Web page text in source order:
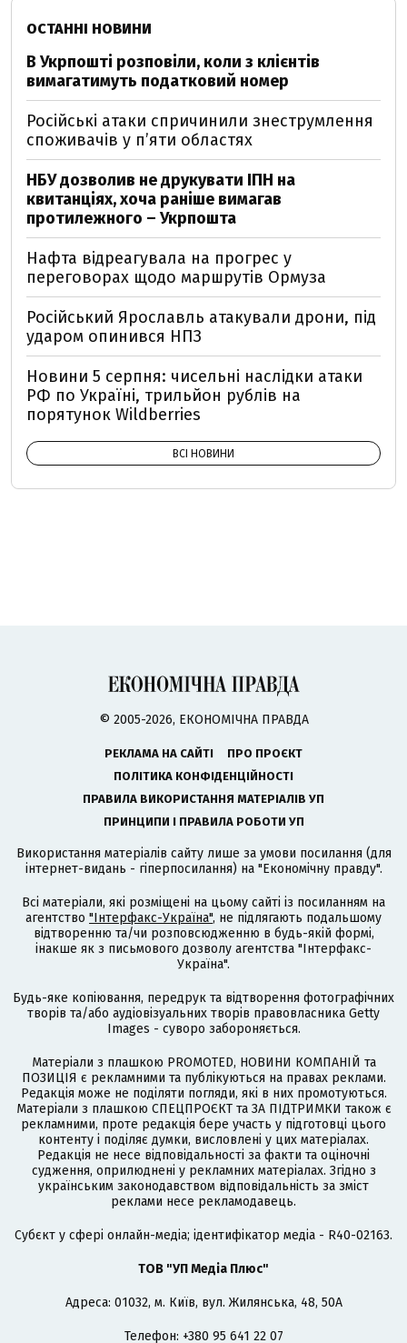
ОСТАННІ НОВИНИ
В Укрпошті розповіли, коли з клієнтів
вимагатимуть податковий номер
Російські атаки спричинили знеструмлення
споживачів у п’яти областях
НБУ дозволив не друкувати ІПН на
квитанціях, хоча раніше вимагав
протилежного – Укрпошта
Нафта відреагувала на прогрес у
переговорах щодо маршрутів Ормуза
Російський Ярославль атакували дрони, під
ударом опинився НПЗ
Новини 5 серпня: чисельні наслідки атаки
РФ по Україні, трильйон рублів на
порятунок Wildberries
ВСІ НОВИНИ
© 2005-2026, ЕКОНОМІЧНА ПРАВДА
РЕКЛАМА НА САЙТІ
ПРО ПРОЄКТ
ПОЛІТИКА КОНФІДЕНЦІЙНОСТІ
ПРАВИЛА ВИКОРИСТАННЯ МАТЕРІАЛІВ УП
ПРИНЦИПИ І ПРАВИЛА РОБОТИ УП
Використання матеріалів сайту лише за умови посилання (для
інтернет-видань - гіперпосилання) на "Економічну правду".
Всі матеріали, які розміщені на цьому сайті із посиланням на
агентство "Інтерфакс-Україна", не підлягають подальшому
відтворенню та/чи розповсюдженню в будь-якій формі,
інакше як з письмового дозволу агентства "Інтерфакс-
Україна".
Будь-яке копіювання, передрук та відтворення фотографічних
творів та/або аудіовізуальних творів правовласника Getty
Images - суворо забороняється.
Матеріали з плашкою PROMOTED, НОВИНИ КОМПАНІЙ та
ПОЗИЦІЯ є рекламними та публікуються на правах реклами.
Редакція може не поділяти погляди, які в них промотуються.
Матеріали з плашкою СПЕЦПРОЄКТ та ЗА ПІДТРИМКИ також є
рекламними, проте редакція бере участь у підготовці цього
контенту і поділяє думки, висловлені у цих матеріалах.
Редакція не несе відповідальності за факти та оціночні
судження, оприлюднені у рекламних матеріалах. Згідно з
українським законодавством відповідальність за зміст
реклами несе рекламодавець.
Cубєкт у сфері онлайн-медіа; ідентифікатор медіа - R40-02163.
ТОВ "УП Медіа Плюс"
Адреса: 01032, м. Київ, вул. Жилянська, 48, 50А
Телефон: +380 95 641 22 07